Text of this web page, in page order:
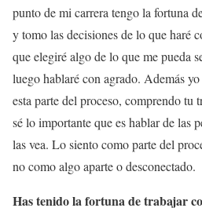
punto de mi carrera tengo la fortuna
y tomo las decisiones de lo que haré
que elegiré algo de lo que me pueda
luego hablaré con agrado. Además
esta parte del proceso, comprendo tu
sé lo importante que es hablar de las
las vea. Lo siento como parte del
no como algo aparte o desconectado.
Has tenido la fortuna de trabajar